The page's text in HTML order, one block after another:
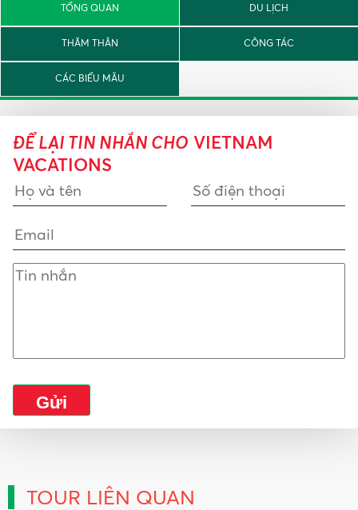
TỔNG QUAN DU LỊCH
THĂM THÂN CÔNG TÁC
CÁC BIỂU MẪU
ĐỂ LẠI TIN NHẮN CHO VIETNAM
VACATIONS
Gửi
TOUR LIÊN QUAN